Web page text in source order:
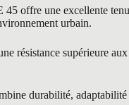
offre une excellente
urbain.
résistance supérieure
durabilité, adaptabilité